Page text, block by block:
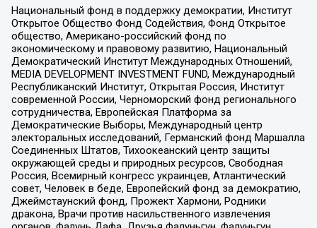
Национальный фонд в поддержку демократии, Институт
Открытое Общество Фонд Содействия, Фонд Открытое
общество, Американо-российский фонд по
экономическому и правовому развитию, Национальный
Демократический Институт Международных Отношений,
MEDIA DEVELOPMENT INVESTMENT FUND, Международный
Республиканский Институт, Открытая Россия, Институт
современной России, Черноморский фонд регионального
сотрудничества, Европейская Платформа за
Демократические Выборы, Международный центр
электоральных исследований, Германский фонд Маршалла
Соединенных Штатов, Тихоокеанский центр защиты
окружающей среды и природных ресурсов, Свободная
Россия, Всемирный конгресс украинцев, Атлантический
совет, Человек в беде, Европейский фонд за демократию,
Джеймстаунский фонд, Прожект Хармони, Родники
дракона, Врачи против насильственного извлечения